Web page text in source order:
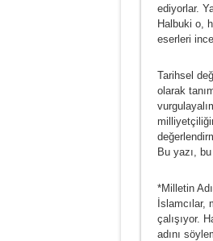
ediyorlar.
Halbuki o,
eserleri
Tarihsel
olarak
Bu yazı,
*Milletin
İslamcılar,
çalışıyor.
adını